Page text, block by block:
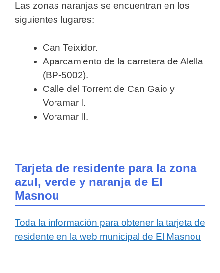
Las zonas naranjas se encuentran en los
siguientes lugares:
Can Teixidor.
Aparcamiento de la carretera de Alella
(BP-5002).
Calle del Torrent de Can Gaio y
Voramar I.
Voramar II.
Tarjeta de residente para la zona
azul, verde y naranja de El
Masnou
Toda la información para obtener la tarjeta de
residente en la web municipal de El Masnou